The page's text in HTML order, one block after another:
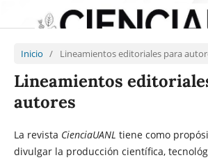
Inicio / Lineamientos editoriales para
Lineamientos
autores
La revista CienciaUANL tiene como
divulgar la producción científica,